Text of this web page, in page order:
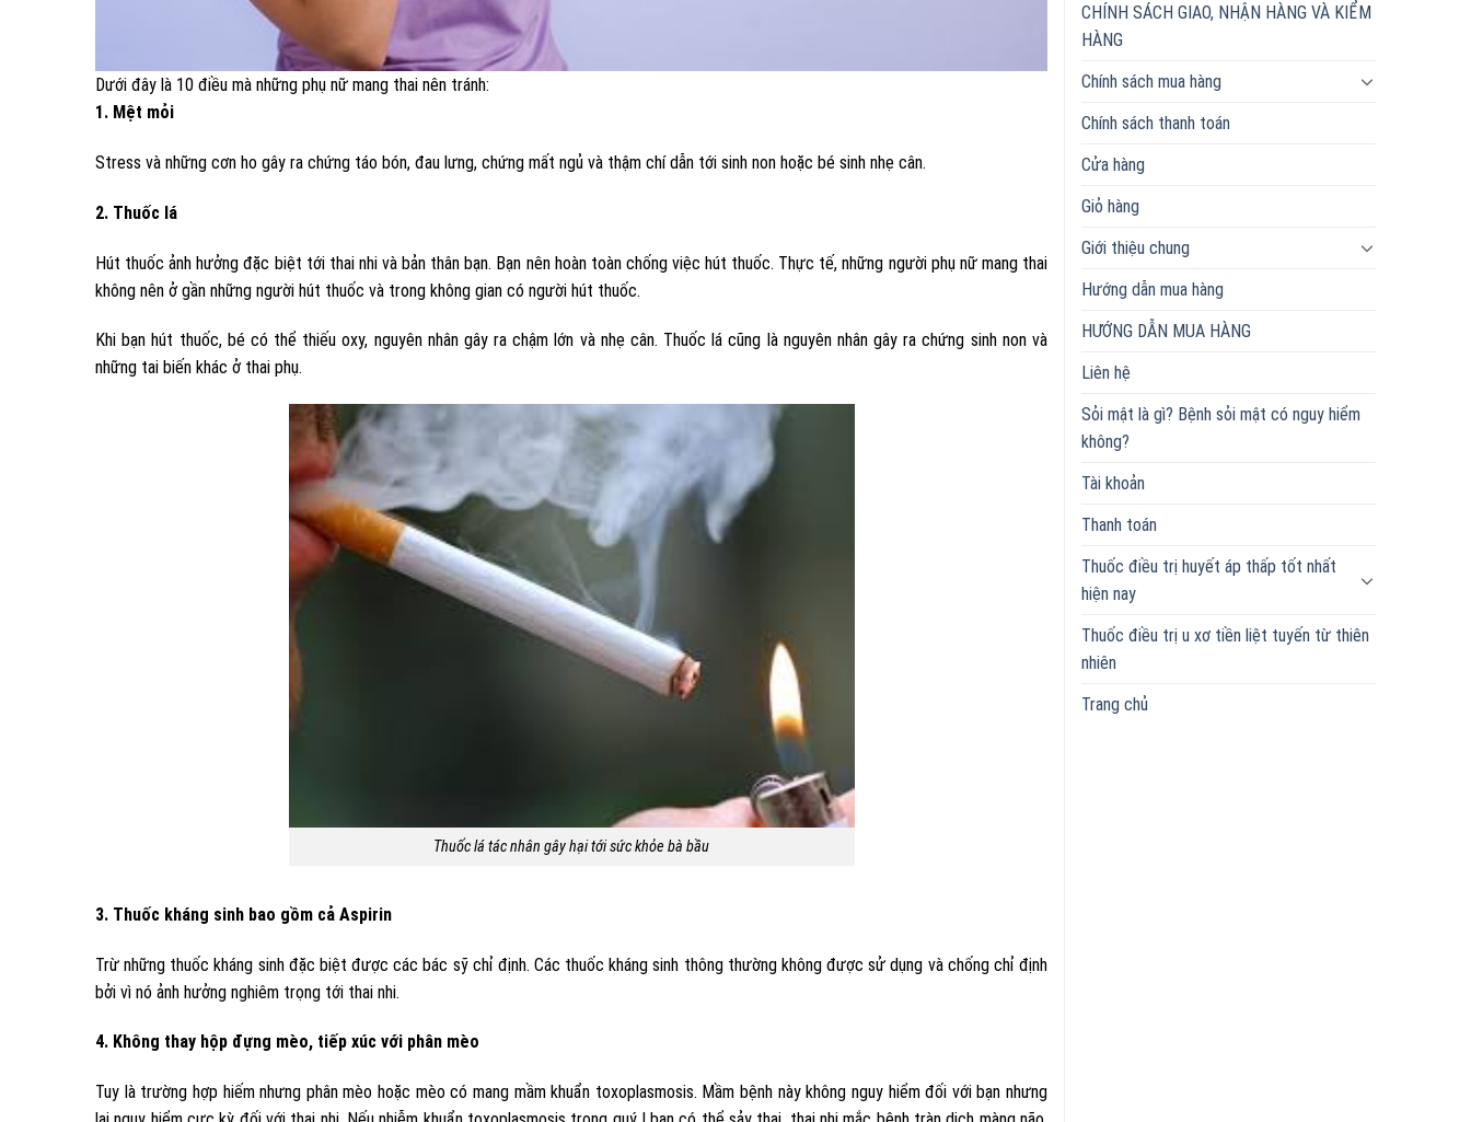
Dưới đây là 10 điều mà những phụ nữ mang thai nên tránh:
1. Mệt mỏi
Stress và những cơn ho gây ra chứng táo bón, đau lưng, chứng mất ngủ và thậm chí dẫn tới sinh non hoặc bé sinh nhẹ cân.
2. Thuốc lá
Hút thuốc ảnh hưởng đặc biệt tới thai nhi và bản thân bạn. Bạn nên hoàn toàn chống việc hút thuốc. Thực tế, những người phụ nữ mang thai
không nên ở gần những người hút thuốc và trong không gian có người hút thuốc.
Khi bạn hút thuốc, bé có thể thiếu oxy, nguyên nhân gây ra chậm lớn và nhẹ cân. Thuốc lá cũng là nguyên nhân gây ra chứng sinh non và
những tai biến khác ở thai phụ.
Thuốc lá tác nhân gây hại tới sức khỏe bà bầu
3. Thuốc kháng sinh bao gồm cả Aspirin
Trừ những thuốc kháng sinh đặc biệt được các bác sỹ chỉ định. Các thuốc kháng sinh thông thường không được sử dụng và chống chỉ định
bởi vì nó ảnh hưởng nghiêm trọng tới thai nhi.
4. Không thay hộp đựng mèo, tiếp xúc với phân mèo
Tuy là trường hợp hiếm nhưng phân mèo hoặc mèo có mang mầm khuẩn toxoplasmosis. Mầm bệnh này không nguy hiểm đối với bạn nhưng
CHÍNH SÁCH GIAO, NHẬN HÀNG VÀ KIỂM
HÀNG
Chính sách mua hàng
Chính sách thanh toán
Cửa hàng
Giỏ hàng
Giới thiệu chung
Hướng dẫn mua hàng
HƯỚNG DẪN MUA HÀNG
Liên hệ
Sỏi mật là gì? Bệnh sỏi mật có nguy hiểm
không?
Tài khoản
Thanh toán
Thuốc điều trị huyết áp thấp tốt nhất
hiện nay
Thuốc điều trị u xơ tiền liệt tuyến từ thiên
nhiên
Trang chủ